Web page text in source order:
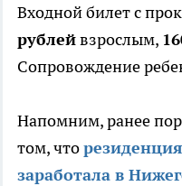
Входной билет с
рублейвзрослым,
Сопровождение
Напомним, ранее
том, что
заработала в